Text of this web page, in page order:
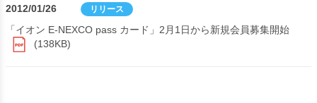
2012/01/26 リリース
「イオン E-NEXCO pass カード」2月1日から新規会員募集開始
(138KB)